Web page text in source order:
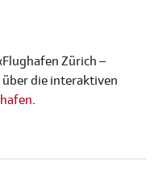
Zürich –
die interaktiven
.